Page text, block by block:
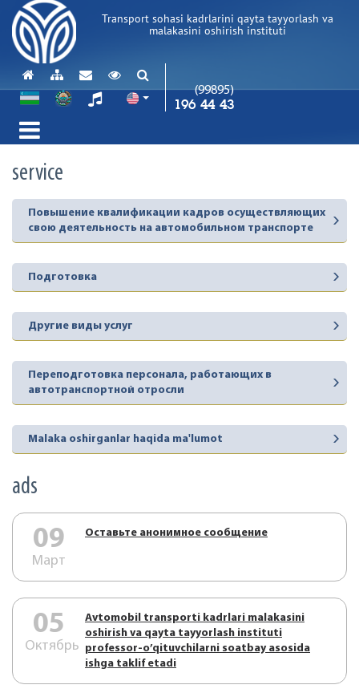
Transport sohasi kadrlarini qayta tayyorlash va
malakasini oshirish instituti
(99895)
196 44 43
service
Повышение квалификации кадров осуществляющих
свою деятельность на автомобильном транспорте
Подготовка
Другие виды услуг
Переподготовка персонала, работающих в
автотранспортной отросли
Malaka oshirganlar haqida ma'lumot
ads
09
Март
Оставьте анонимное сообщение
05
Октябрь
Аvtоmоbil trаnspоrti kаdrlаri mаlаkаsini
оshirish vа qаytа tаyyorlаsh instituti
prоfеssоr-o’qituvchilаrni sоаtbаy аsоsidа
ishgа tаklif etаdi